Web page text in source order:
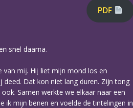
PDF
snel daarna.
van mij. Hij liet mijn mond los en
deed. Dat kon niet lang duren. Zijn tong
Samen werkte we elkaar naar een
ik mijn benen en voelde de tintelingen in